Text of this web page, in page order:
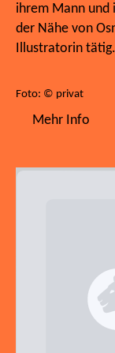
ihrem Mann und
der Nähe von
Illustratorin tätig.
Foto: © privat
Mehr Info